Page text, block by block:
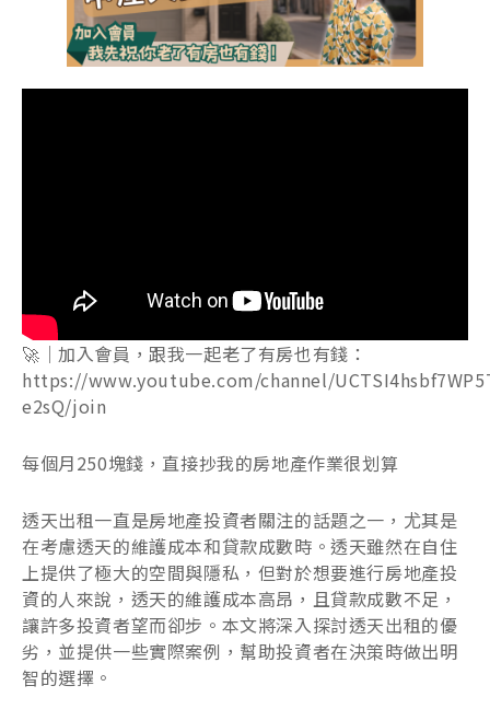
🚀｜加入會員，跟我一起老了有房也有錢：
https://www.youtube.com/channel/
e2sQ/join
每個月250塊錢，直接抄我的房地產作業很划算
透天出租一直是房地產投資者關注的話題之一，尤其是
在考慮透天的維護成本和貸款成數時。透天雖然在自住
上提供了極大的空間與隱私，但對於想要進行房地產投
資的人來說，透天的維護成本高昂，且貸款成數不足，
讓許多投資者望而卻步。本文將深入探討透天出租的優
劣，並提供一些實際案例，幫助投資者在決策時做出明
智的選擇。